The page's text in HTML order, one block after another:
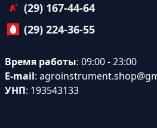
(29) 167-44-64
(29) 224-36-55
Время работы: 09:00 - 23:00
E-mail:
УНП: 193543133